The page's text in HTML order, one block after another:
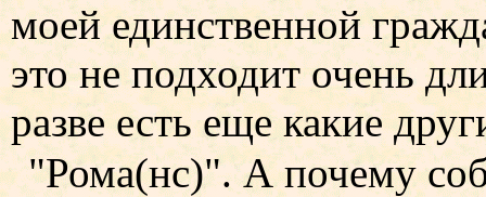
моей единственной
это не подходит очень
разве есть еще какие
"Рома(нс)". А почему